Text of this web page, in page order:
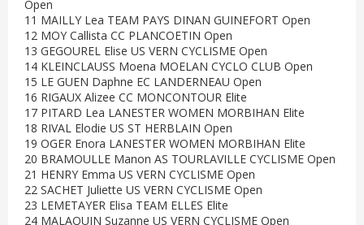
Open
11 MAILLY Lea TEAM PAYS DINAN GUINEFORT Open
12 MOY Callista CC PLANCOETIN Open
13 GEGOUREL Elise US VERN CYCLISME Open
14 KLEINCLAUSS Moena MOELAN CYCLO CLUB Open
15 LE GUEN Daphne EC LANDERNEAU Open
16 RIGAUX Alizee CC MONCONTOUR Elite
17 PITARD Lea LANESTER WOMEN MORBIHAN Elite
18 RIVAL Elodie US ST HERBLAIN Open
19 OGER Enora LANESTER WOMEN MORBIHAN Elite
20 BRAMOULLE Manon AS TOURLAVILLE CYCLISME Open
21 HENRY Emma US VERN CYCLISME Open
22 SACHET Juliette US VERN CYCLISME Open
23 LEMETAYER Elisa TEAM ELLES Elite
24 MALAQUIN Suzanne US VERN CYCLISME Open